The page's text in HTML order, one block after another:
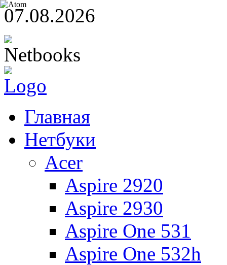
07.08.2026
Главная
Нетбуки
Acer
Aspire 2920
Aspire 2930
Aspire One 531
Aspire One 532h